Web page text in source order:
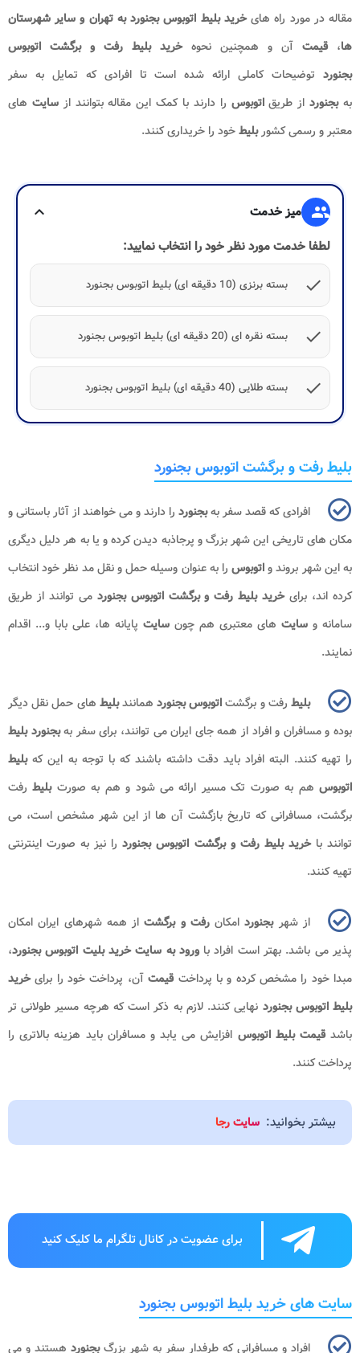
مقاله در مورد راه هایخرید بلیط اتوبوس بجنورد به تهران و سایر شهرستان
ها،قیمت آن و همچنین نحوهخرید بلیط رفت و برگشت اتوبوس
بجنورد توضیحات کاملی ارائه شده است تا افرادی که تمایل به سفر
بهبجنورد از طریقاتوبوس را دارند با کمک این مقاله بتوانند ازسایت های
معتبر و رسمی کشوربلیطخود را خریداری کنند.
group میز خدمت
expand_more
لطفا خدمت مورد نظر خود را انتخاب نمایید:
check
بسته برنزی (10 دقیقه ای) بلیط اتوبوس بجنورد
check بسته نقره ای (20 دقیقه ای) بلیط اتوبوس بجنورد
check بسته طلایی (40 دقیقه ای) بلیط اتوبوس بجنورد
بلیط رفت و برگشت اتوبوس بجنورد
افرادی که قصد سفر بهبجنورد را دارند و می خواهند از آثار باستانی و
مکان های تاریخی این شهر بزرگ و پرجاذبه دیدن کرده و یا به هر دلیل دیگری
به این شهر بروند واتوبوس را به عنوان وسیله حمل و نقل مد نظر خود انتخاب
کرده اند، برایخرید بلیط رفت و برگشت اتوبوس بجنوردمی توانند از طریق
سامانه و سایت های معتبری هم چون سایت پایانه ها، علی بابا و... اقدام
نمایند.
بلیط رفت و برگشتاتوبوس بجنورد همانندبلیط های حمل نقل دیگر
بوده و مسافران و افراد از همه جای ایران می توانند، برای سفر بهبجنورد بلیط
را تهیه کنند. البته افراد باید دقت داشته باشند که با توجه به این کهبلیط
اتوبوس هم به صورت تک مسیر ارائه می شود و هم به صورتبلیط رفت
برگشت، مسافرانی که تاریخ بازگشت آن ها از این شهر مشخص است، می
توانند باخرید بلیط رفت و برگشت اتوبوس بجنورد را نیز به صورت اینترنتی
تهیه کنند.
از شهربجنورد امکانرفت و برگشتاز همه شهرهای ایران امکان
پذیر می باشد. بهتر است افراد باورود به سایت خرید بلیت اتوبوس بجنورد،
مبدا خود را مشخص کرده و با پرداختقیمتآن، پرداخت خود را برایخرید
بلیط اتوبوس بجنورد نهایی کنند. لازم به ذکر است که هرچه مسیر طولانی تر
باشدقیمت بلیط اتوبوس افزایش می یابد و مسافران باید هزینه بالاتری را
پرداخت کنند.
بیشتر بخوانید: سایت رجا
برای عضویت در کانال تلگرام ما کلیک کنید
سایت های خرید بلیط اتوبوس بجنورد
افراد و مسافرانی که طرفدار سفر به شهر بزرگبجنورد هستند و می